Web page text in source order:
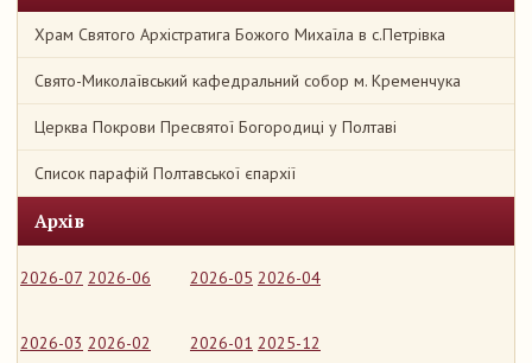
Храм Святого Архістратига Божого Михаїла в с.Петрівка
Свято-Миколаївський кафедральний собор м. Кременчука
Церква Покрови Пресвятої Богородиці у Полтаві
Список парафій Полтавської єпархії
Архів
2026-07 2026-06 2026-05 2026-04
2026-03 2026-02 2026-01 2025-12